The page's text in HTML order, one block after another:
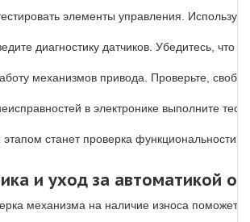
элементы управления.
диагностику датчиков. Убедитесь,
механизмов привода. Проверьте,
в электронике выполните
станет проверка функциональности
и уход за автоматикой
механизма на наличие износа